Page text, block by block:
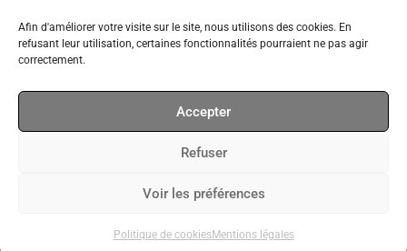
Afin d'améliorer votre visite sur le site, nous utilisons des cookies. En
refusant leur utilisation, certaines fonctionnalités pourraient ne pas agir
correctement.
Accepter
Refuser
Voir les préférences
Politique de cookiesMentions légales
Les Collections
Expos permanentes